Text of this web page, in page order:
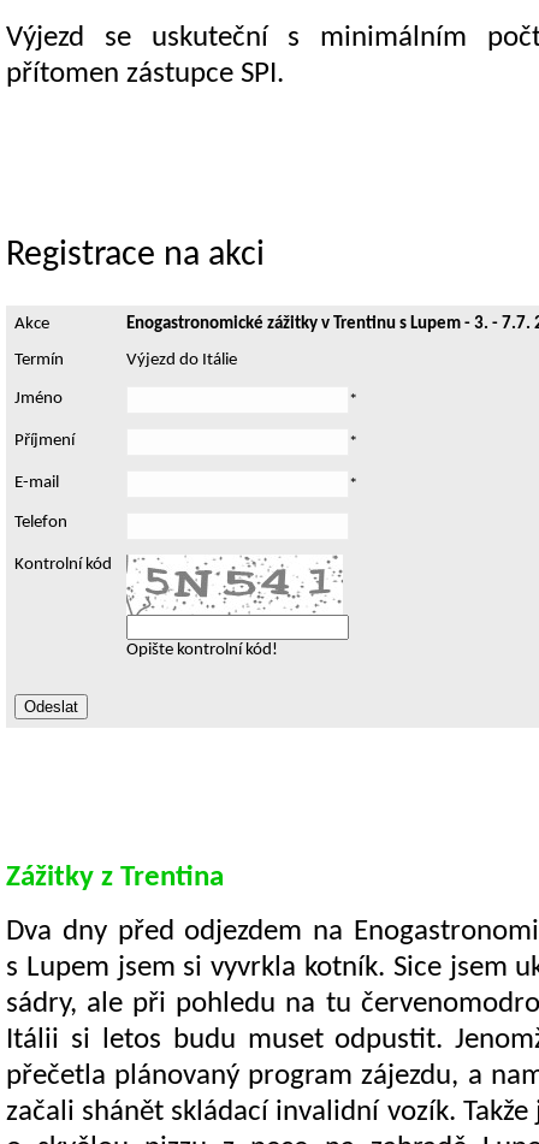
Výjezd se uskuteční s minimálním
přítomen zástupce SPI.
Registrace na akci
Akce
Enogastronomické zážitky v Trentinu s Lupem - 3. - 7.7.
Termín
Výjezd do Itálie
Jméno *
Příjmení *
E-mail *
Telefon
Kontrolní kód
Opište kontrolní kód!
Zážitky z Trentina
Dva dny před odjezdem na
s Lupem jsem si vyvrkla kotník. Sice jsem
sádry, ale při pohledu na tu
Itálii si letos budu muset odpustit.
přečetla plánovaný program zájezdu, a
začali shánět skládací invalidní vozík.